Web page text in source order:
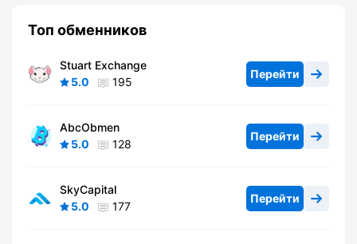
Топ обменников
Stuart Exchange
5.0
195
Перейти
AbcObmen
5.0
128
Перейти
SkyCapital
5.0
177
Перейти